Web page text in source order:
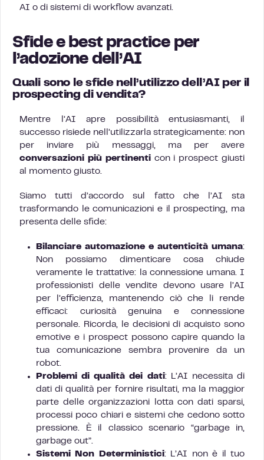
AI o di sistemi di workflow avanzati.
Sfide e best practice per
l’adozione dell’AI
Quali sono le sfide nell’utilizzo dell’AI per il
prospecting di vendita?
Mentre l’AI apre possibilità entusiasmanti, il
successo risiede nell’utilizzarla strategicamente: non
per inviare più messaggi, ma per avere
conversazioni più pertinenticon i prospect giusti
al momento giusto.
Siamo tutti d’accordo sul fatto che l’AI sta
trasformando le comunicazioni e il prospecting, ma
presenta delle sfide:
Bilanciare automazione e autenticità umana:
Non possiamo dimenticare cosa chiude
veramente le trattative: la connessione umana. I
professionisti delle vendite devono usare l’AI
per l’efficienza, mantenendo ciò che li rende
efficaci: curiosità genuina e connessione
personale. Ricorda, le decisioni di acquisto sono
emotive e i prospect possono capire quando la
tua comunicazione sembra provenire da un
robot.
Problemi di qualità dei dati: L’AI necessita di
dati di qualità per fornire risultati, ma la maggior
parte delle organizzazioni lotta con dati sparsi,
processi poco chiari e sistemi che cedono sotto
pressione. È il classico scenario “garbage in,
garbage out”.
Sistemi Non Deterministici: L’AI non è il tuo